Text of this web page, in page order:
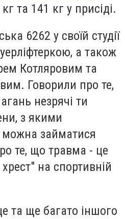
та 141 кг у присіді.
6262 у своїй студії
а також
Котляровим та
Говорили про те,
незрячі ти
з якими
займатися
те, що травма - це
на спортивній
та ще багато іншого